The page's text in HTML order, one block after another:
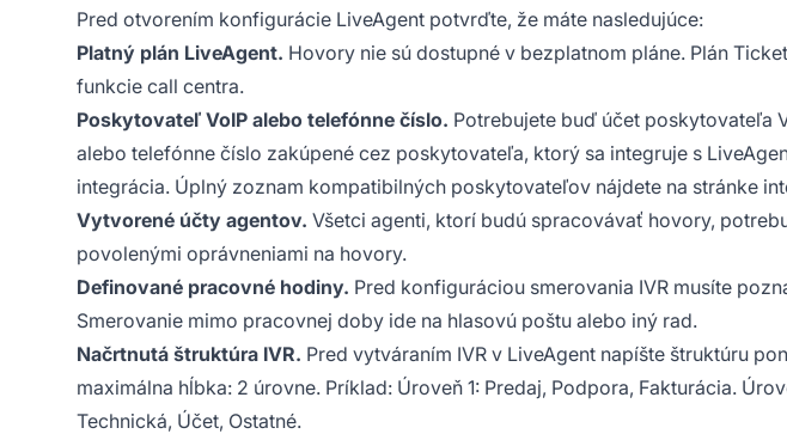
Pred otvorením konfigurácie LiveAgent potvrďte, že máte nasledujúce:
Platný plán LiveAgent. Hovory nie sú dostupné v bezplatnom pláne. Plán
funkcie call centra.
Poskytovateľ VoIP alebo telefónne číslo. Potrebujete buď účet poskytovateľa
alebo telefónne číslo zakúpené cez poskytovateľa, ktorý sa integruje s
integrácia. Úplný zoznam kompatibilných poskytovateľov nájdete na stránke
Vytvorené účty agentov. Všetci agenti, ktorí budú spracovávať hovory,
povolenými oprávneniami na hovory.
Definované pracovné hodiny. Pred konfiguráciou smerovania IVR musíte
Smerovanie mimo pracovnej doby ide na hlasovú poštu alebo iný rad.
Načrtnutá štruktúra IVR. Pred vytváraním IVR v LiveAgent napíšte štruktúru
maximálna hĺbka: 2 úrovne. Príklad: Úroveň 1: Predaj, Podpora, Fakturácia.
Technická, Účet, Ostatné.